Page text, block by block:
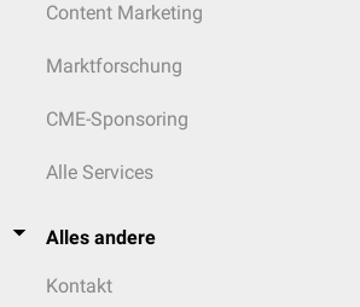
Content Marketing
Marktforschung
CME-Sponsoring
Alle Services
Alles andere
Kontakt